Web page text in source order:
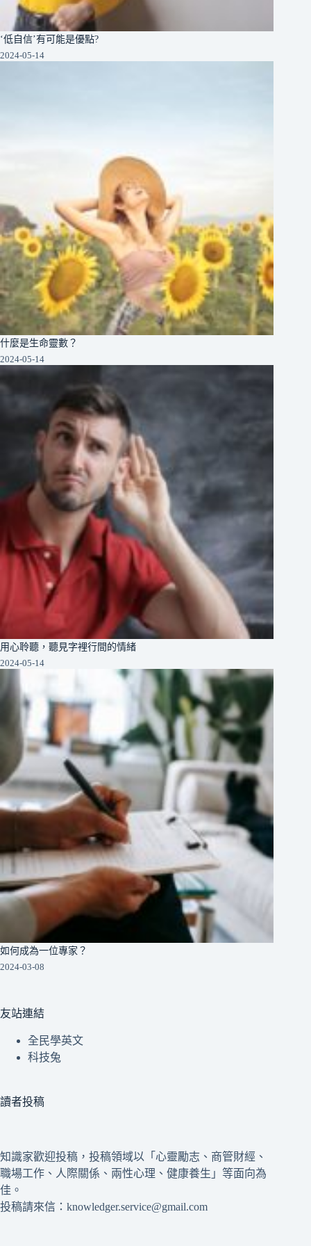
‘低自信’有可能是優點?
2024-05-14
什麼是生命靈數？
2024-05-14
用心聆聽，聽見字裡行間的情緒
2024-05-14
如何成為一位專家？
2024-03-08
友站連結
全民學英文
科技兔
讀者投稿
知識家歡迎投稿，投稿領域以「心靈勵志、商管財經、
職場工作、人際關係、兩性心理、健康養生」等面向為
佳。
投稿請來信：knowledger.service@gmail.com